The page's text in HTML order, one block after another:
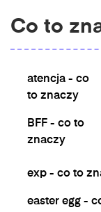
Co to
atencja - co
to znaczy
BFF - co to
znaczy
exp - co to
easter egg -